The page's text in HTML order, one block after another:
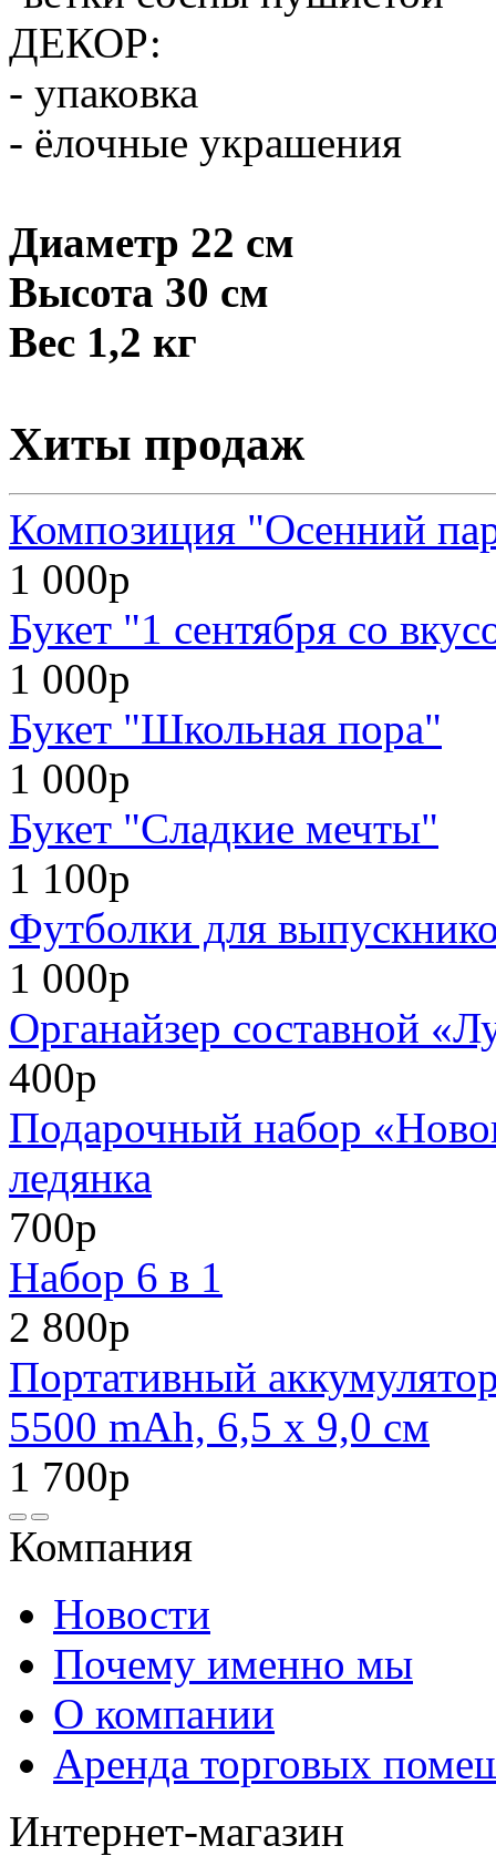
ДЕКОР:
- упаковка
- ёлочные украшения
Диаметр 22 см
Высота 30 см
Вес 1,2 кг
Хиты продаж
Композиция "Осенний
1 000р
Букет "1 сентября со
1 000р
Букет "Школьная пора"
1 000р
Букет "Сладкие мечты"
1 100р
Футболки для
1 000р
Органайзер составной
400р
Подарочный набор
ледянка
700р
Набор 6 в 1
2 800р
Портативный
5500 mAh, 6,5 х 9,0 см
1 700р
Компания
Новости
Почему именно мы
О компании
Аренда торговых
Интернет-магазин